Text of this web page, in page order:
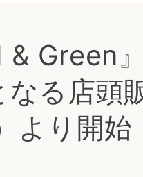
Green
る店頭
り開始